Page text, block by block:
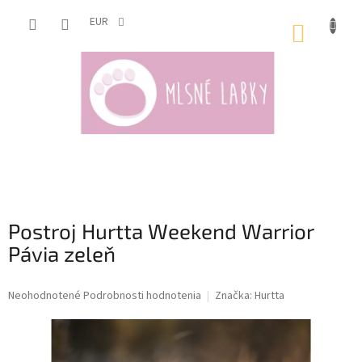
EUR
Postroj Hurtta Weekend Warrior
Pávia zeleň
Priemerné
Neohodnotené Podrobnosti hodnotenia Značka: Hurtta